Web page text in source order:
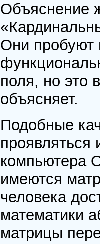
Объяснение
Они пробуют
поля, но это
объясняет.
Подобные
проявляться
компьютера
имеются
человека
математики
матрицы